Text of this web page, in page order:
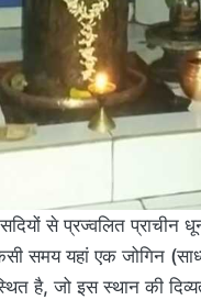
से प्रज्वलित प्राचीन
समय यहां एक जोगिन
है, जो इस स्थान की